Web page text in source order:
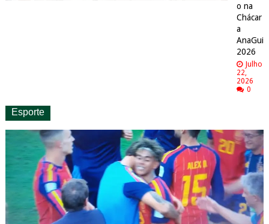
o na
Chácar
a
AnaGui
2026
Julho
22,
2026
0
Esporte